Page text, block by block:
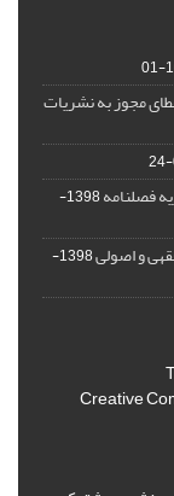
مجوز به نشریات
فصلنامه
1398-
و اصولی
1398-
Creative